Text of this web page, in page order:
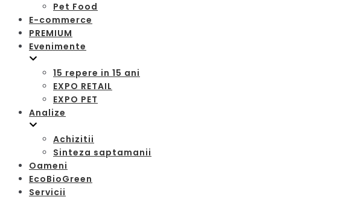
Pet Food
E-commerce
PREMIUM
Evenimente
15 repere in 15 ani
EXPO RETAIL
EXPO PET
Analize
Achizitii
Sinteza saptamanii
Oameni
EcoBioGreen
Servicii